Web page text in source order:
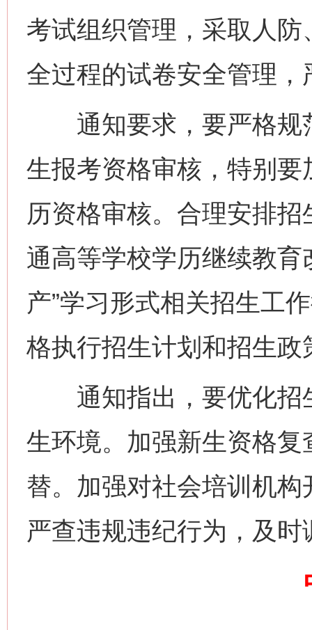
考试组织管理，采取人
全过程的试卷安全管理
通知要求，要严格规
生报考资格审核，特别
历资格审核。合理安排
通高等学校学历继续教育
产”学习形式相关招生工
格执行招生计划和招生政
通知指出，要优化招
生环境。加强新生资格
替。加强对社会培训机
严查违规违纪行为，及